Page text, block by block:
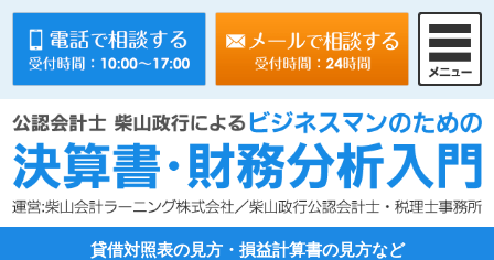
貸借対照表の見方・損益計算書の見方など